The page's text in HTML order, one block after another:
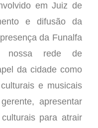
em Juiz de
e difusão da
da Funalfa
nossa rede de
da cidade como
e musicais
apresentar
para atrair